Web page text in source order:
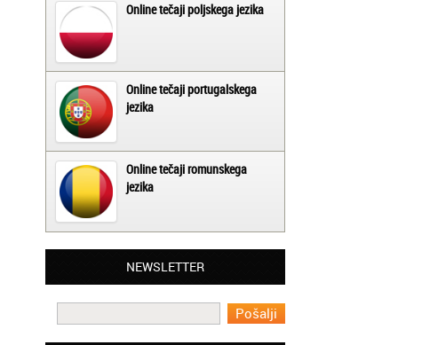
Online tečaji poljskega jezika
Online tečaji portugalskega
jezika
Online tečaji romunskega
jezika
NEWSLETTER
Matjaž iz Ajdovščine:
Lahko pohvalim vse zaposlene v Akademiji
prevajalske storitve opravljajo hitro in
učinkoviti.